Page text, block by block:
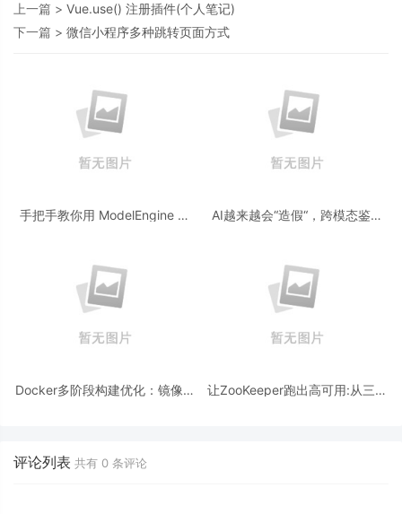
上一篇 > Vue.use() 注册插件(个人笔记)
下一篇 > 微信小程序多种跳转页面方式
手把手教你用 ModelEngine 打
AI越来越会“造假“，跨模态鉴伪
Docker多阶段构建优化：镜像体
让ZooKeeper跑出高可用:从三节
评论列表 共有 0 条评论